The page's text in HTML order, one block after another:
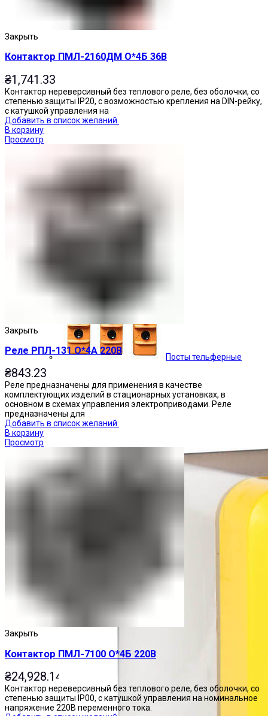
Кнопочные посты
Посты тельферные
Закрыть
Контактор ПМЛ-2160ДМ О*4Б 36В
₴1,741.33
Контактор нереверсивный без теплового реле, без оболочки, со
степенью защиты IP20, с возможностью крепления на DIN-рейку,
с катушкой управления на
Добавить в список желаний
В корзину
Просмотр
Закрыть
Реле РПЛ-131 О*4А 220В
₴843.23
Реле предназначены для применения в качестве
комплектующих изделий в стационарных установках, в
основном в схемах управления электроприводами. Реле
предназначены для
Добавить в список желаний
В корзину
Просмотр
Закрыть
Контактор ПМЛ-7100 О*4Б 220В
₴24,928.14
Контактор нереверсивный без теплового реле, без оболочки, со
степенью защиты IP00, с катушкой управления на номинальное
напряжение 220В переменного тока.